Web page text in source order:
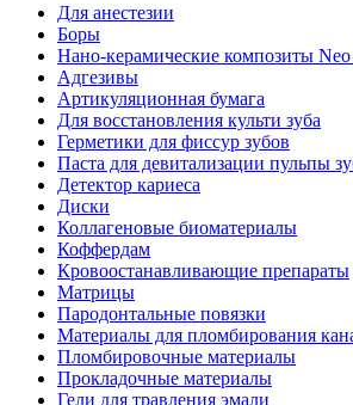
Для анестезии
Боры
Нано-керамические композиты Neo
Адгезивы
Артикуляционная бумага
Для восстановления культи зуба
Герметики для фиссур зубов
Паста для девитализации пульпы
Детектор кариеса
Диски
Коллагеновые биоматериалы
Коффердам
Кровоостанавливающие препараты
Матрицы
Пародонтальные повязки
Материалы для пломбирования
Пломбировочные материалы
Прокладочные материалы
Гели для травления эмали